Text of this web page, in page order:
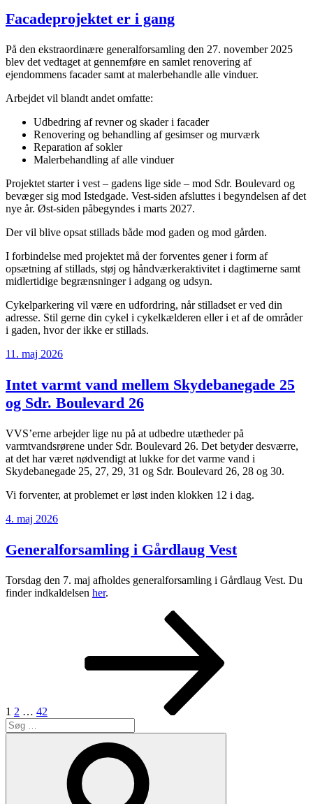
Facadeprojektet er i gang
På den ekstraordinære generalforsamling den 27. november 2025
blev det vedtaget at gennemføre en samlet renovering af
ejendommens facader samt at malerbehandle alle vinduer.
Arbejdet vil blandt andet omfatte:
Udbedring af revner og skader i facader
Renovering og behandling af gesimser og murværk
Reparation af sokler
Malerbehandling af alle vinduer
Projektet starter i vest – gadens lige side – mod Sdr. Boulevard og
bevæger sig mod Istedgade. Vest-siden afsluttes i begyndelsen af det
nye år. Øst-siden påbegyndes i marts 2027.
Der vil blive opsat stillads både mod gaden og mod gården.
I forbindelse med projektet må der forventes gener i form af
opsætning af stillads, støj og håndværkeraktivitet i dagtimerne samt
midlertidige begrænsninger i adgang og udsyn.
Cykelparkering vil være en udfordring, når stilladset er ved din
adresse. Stil gerne din cykel i cykelkælderen eller i et af de områder
i gaden, hvor der ikke er stillads.
Udgivet
11. maj 2026
Intet varmt vand mellem Skydebanegade 25
og Sdr. Boulevard 26
VVS’erne arbejder lige nu på at udbedre utætheder på
varmtvandsrørene under Sdr. Boulevard 26. Det betyder desværre,
at det har været nødvendigt at lukke for det varme vand i
Skydebanegade 25, 27, 29, 31 og Sdr. Boulevard 26, 28 og 30.
Vi forventer, at problemet er løst inden klokken 12 i dag.
Udgivet
4. maj 2026
Generalforsamling i Gårdlaug Vest
Torsdag den 7. maj afholdes generalforsamling i Gårdlaug Vest. Du
finder indkaldelsen her.
1 2 … 42
Søg
efter: